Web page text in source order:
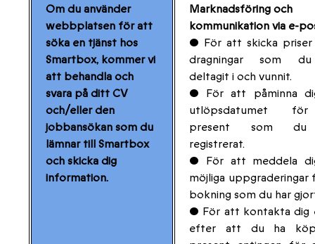
Om du använder
webbplatsen för att
söka en tjänst hos
Smartbox, kommer vi
att behandla och
svara på ditt CV
och/eller den
jobbansökan som du
lämnar till Smartbox
och skicka dig
information.
Marknadsföring och
kommunikation via e-
• För att skicka
dragningar som
deltagit i och vunnit.
• För att påminna
utlöpsdatumet
present som
registrerat.
• För att meddela
möjliga uppgraderingar
bokning som du har
• För att kontakta dig
efter att du ha